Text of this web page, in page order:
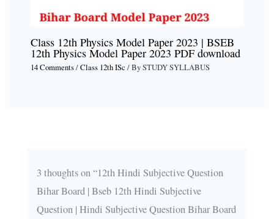
Class 12th Physics Model Paper 2023 | BSEB
12th Physics Model Paper 2023 PDF download
14 Comments/Class 12th ISc / BySTUDY SYLLABUS
3 thoughts on “12th Hindi Subjective Question
Bihar Board | Bseb 12th Hindi Subjective
Question | Hindi Subjective Question Bihar Board